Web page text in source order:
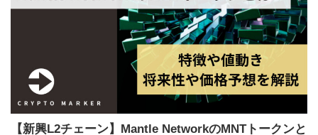
【新興L2チェーン】Mantle NetworkのMNTトークンと